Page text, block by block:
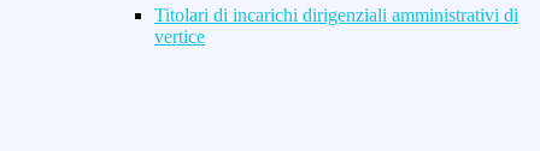
Titolari di incarichi dirigenziali amministrativi di
vertice